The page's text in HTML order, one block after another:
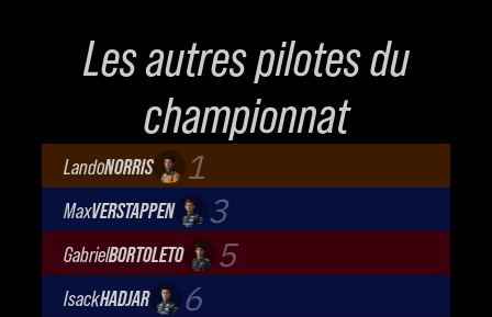
Les autres pilotes du
championnat
LandoNORRIS 1
McLaren Mastercard F1 Team
MaxVERSTAPPEN 3
Oracle Red Bull Racing
GabrielBORTOLETO 5
Audi Revolut F1 Team
IsackHADJAR 6